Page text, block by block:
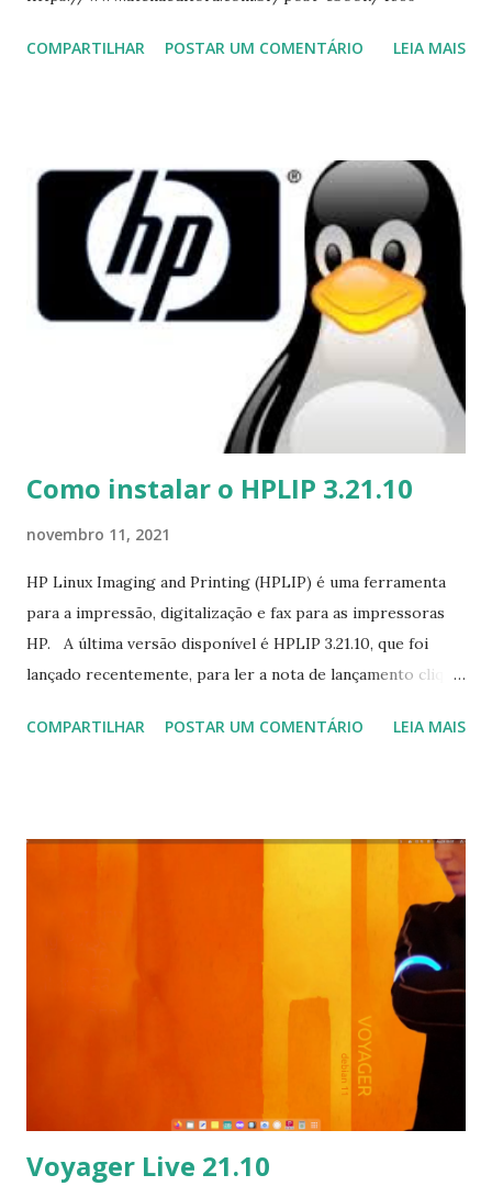
COMPARTILHAR POSTAR UM COMENTÁRIO LEIA MAIS
Como instalar o HPLIP 3.21.10
novembro 11, 2021
HP Linux Imaging and Printing (HPLIP) é uma ferramenta
para a impressão, digitalização e fax para as impressoras
HP. A última versão disponível é HPLIP 3.21.10, que foi
lançado recentemente, para ler a nota de lançamento clique
devirados, assim como no Fedora, openSUSE, e Red Hat
https://sourceforge.net/projects/hplip/files/hplip/3.21.1
0/hplip-3.21.10.run $ chmod +x hplip-3.21.10.run &&
COMPARTILHAR POSTAR UM COMENTÁRIO LEIA MAIS
Voyager Live 21.10